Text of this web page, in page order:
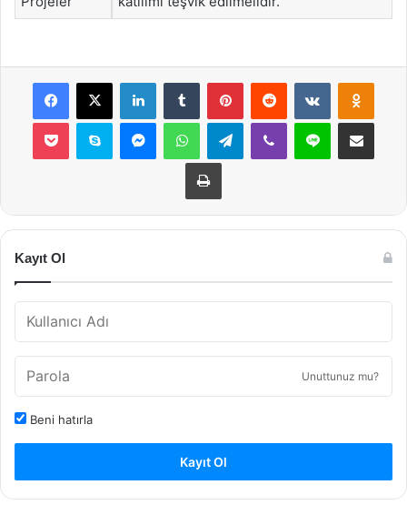
Facebook
X LinkedInTumblr PinterestReddit VKontakte
Pocket Skype MessengerWhatsAppTelegramViber Line E-Posta ile
Yazdır
Kayıt Ol
Unuttunuz mu?
Beni hatırla
Kayıt Ol